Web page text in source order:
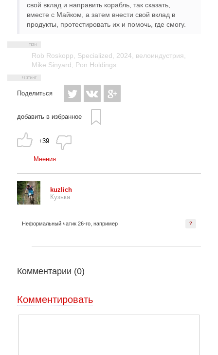
свой вклад и направить корабль, так сказать,
вместе с Майком, а затем внести свой вклад в
продукты, протестировать их и помочь, где смогу.
Rob Roskopp Specialized 2024 велоиндустрия
Mike Sinyard
Pon Holdings
Поделиться
добавить в избранное
+39
Мнения
kuzlich
Кузька
?
Неформальный чатик 26-го, например
Комментарии (0)
Комментировать